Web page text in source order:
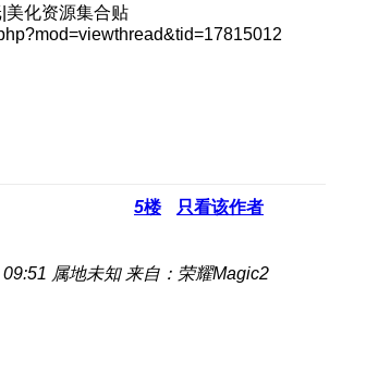
美化资源集合贴
5楼 只看该作者
属地未知 来自：荣耀Magic2